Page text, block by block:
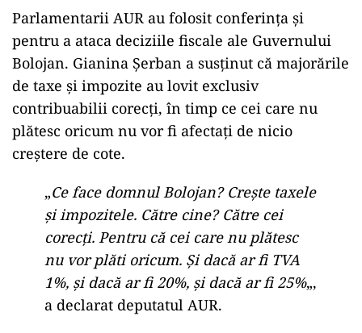
Parlamentarii AUR au folosit conferința și
pentru a ataca deciziile fiscale ale Guvernului
Bolojan. Gianina Șerban a susținut că majorările
de taxe și impozite au lovit exclusiv
contribuabilii corecți, în timp ce cei care nu
plătesc oricum nu vor fi afectați de nicio
creștere de cote.
„Ce face domnul Bolojan? Crește taxele
și impozitele. Către cine? Către cei
corecți. Pentru că cei care nu plătesc
nu vor plăti oricum. Și dacă ar fi TVA
1%, și dacă ar fi 20%, și dacă ar fi 25%„,
a declarat deputatul AUR.